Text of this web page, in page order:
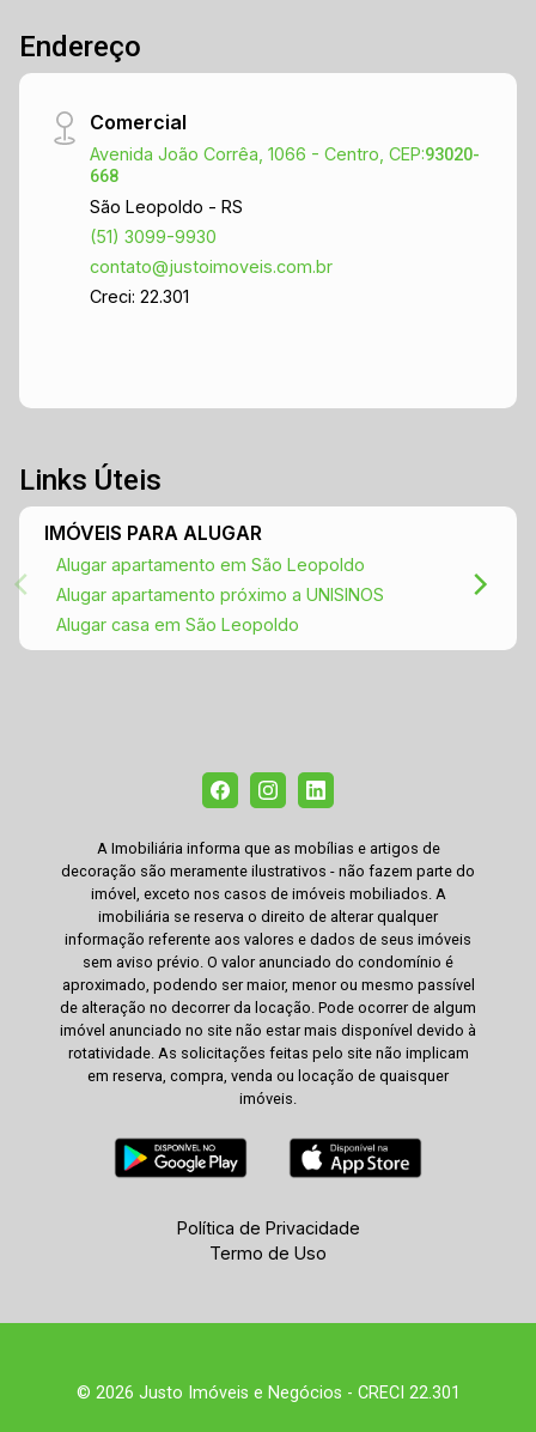
Endereço
Comercial
Avenida João Corrêa, 1066 - Centro, CEP:93020-
668
São Leopoldo - RS
(51) 3099-9930
contato@justoimoveis.com.br
Creci: 22.301
Links Úteis
IMÓVEIS PARA ALUGAR
Alugar apartamento em São Leopoldo
Alugar apartamento próximo a UNISINOS
Alugar casa em São Leopoldo
A Imobiliária informa que as mobílias e artigos de
decoração são meramente ilustrativos - não fazem parte do
imóvel, exceto nos casos de imóveis mobiliados. A
imobiliária se reserva o direito de alterar qualquer
informação referente aos valores e dados de seus imóveis
sem aviso prévio. O valor anunciado do condomínio é
aproximado, podendo ser maior, menor ou mesmo passível
de alteração no decorrer da locação. Pode ocorrer de algum
imóvel anunciado no site não estar mais disponível devido à
rotatividade. As solicitações feitas pelo site não implicam
em reserva, compra, venda ou locação de quaisquer
imóveis.
Política de Privacidade
Termo de Uso
© 2026 Justo Imóveis e Negócios - CRECI 22.301